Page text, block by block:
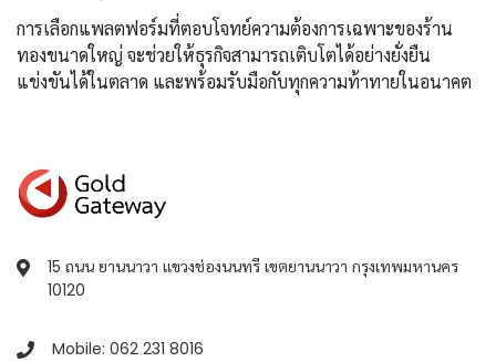
การเลือกแพลตฟอร์มที่ตอบโจทย์ความต้องการเฉพาะของร้าน
ทองขนาดใหญ่ จะช่วยให้ธุรกิจสามารถเติบโตได้อย่างยั่งยืน
แข่งขันได้ในตลาด และพร้อมรับมือกับทุกความท้าทายในอนาคต
15 ถนน ยานนาวา แขวงช่องนนทรี เขตยานนาวา กรุงเทพมหานคร
10120
Mobile: 062 231 8016